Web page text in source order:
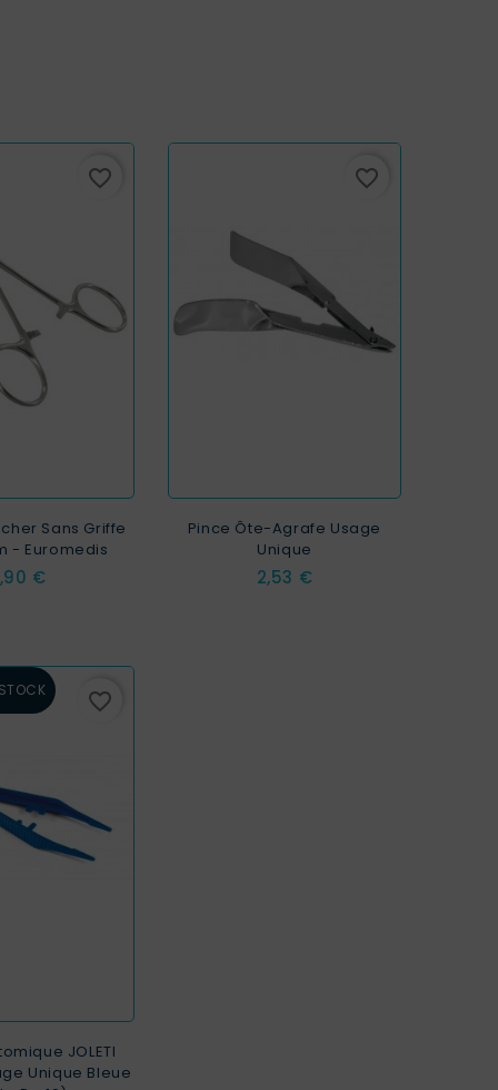
favorite_border
Sans Griffe
- Euromedis
€
favorite_border
Pince Ôte-Agrafe Usage
Unique
Prix
2,53 €
favorite_border
JOLETI
Unique Bleue